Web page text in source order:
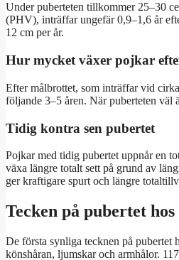
Under puberteten tillkommer 25–30
(PHV), inträffar ungefär 0,9–1,6 år
12 cm per år.
Hur mycket växer pojkar
Efter målbrottet, som inträffar vid
följande 3–5 åren. När puberteten väl
Tidig kontra sen pubertet
Pojkar med tidig pubertet uppnår en
växa längre totalt sett på grund av
ger kraftigare spurt och längre
Tecken på pubertet
De första synliga tecknen på pubertet
könshåran, ljumskar och armhålor.